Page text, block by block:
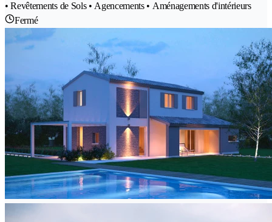
• Revêtements de Sols • Agencements • Aménagements d'intérieurs
Fermé